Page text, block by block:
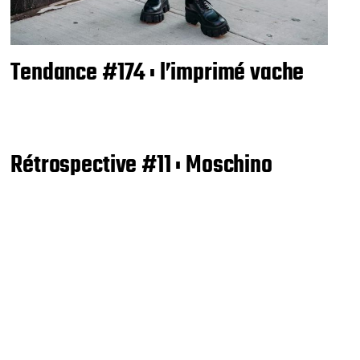
Tendance #174 : l’imprimé vache
Rétrospective #11 : Moschino